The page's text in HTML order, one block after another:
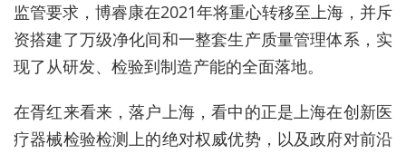
监管要求，博睿康在2021年将重心转移至上海，并斥
资搭建了万级净化间和一整套生产质量管理体系，实
现了从研发、检验到制造产能的全面落地。
在胥红来看来，落户上海，看中的正是上海在创新医
疗器械检验检测上的绝对权威优势，以及政府对前沿